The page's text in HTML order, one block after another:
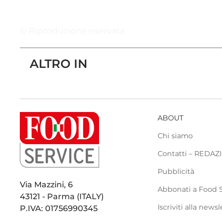
ALTRO IN
Via Mazzini, 6
43121 - Parma (ITALY)
P.IVA: 01756990345
ABOUT
Chi siamo
Contatti –
Pubblicità
Abbonati a Food
Iscriviti alla